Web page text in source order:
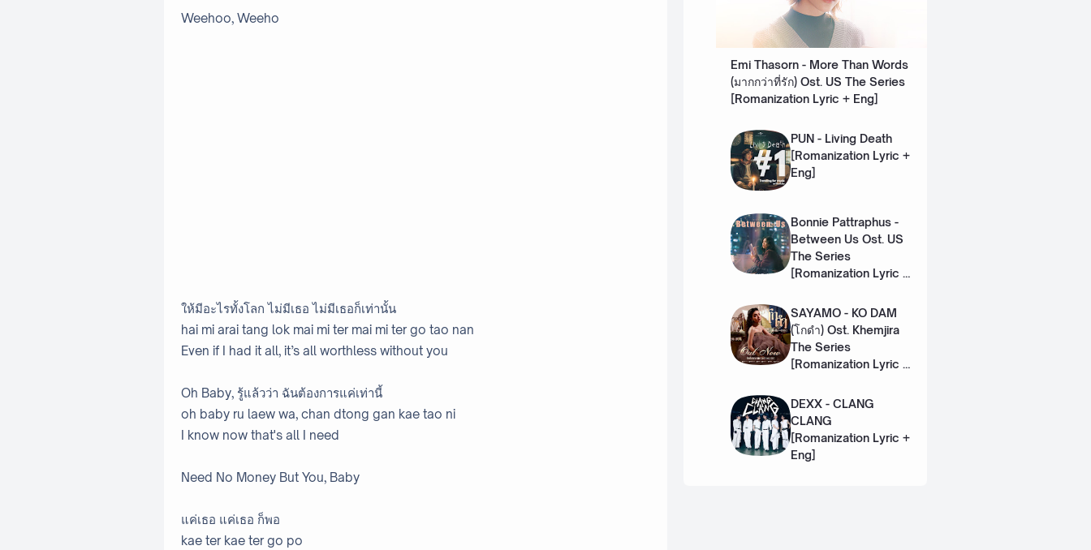
Weehoo, Weeho
ให้มีอะไรทั้งโลก ไม่มีเธอ ไม่มีเธอก็เท่านั้น
hai mi arai tang lok mai mi ter mai mi ter go tao nan
Even if I had it all, it’s all worthless without you
Oh Baby, รู้แล้วว่า ฉันต้องการแค่เท่านี้
oh baby ru laew wa, chan dtong gan kae tao ni
I know now that's all I need
Need No Money But You, Baby
แค่เธอ แค่เธอ ก็พอ
kae ter kae ter go po
Emi Thasorn - More Than Words
(มากกว่าที่รัก) Ost. US The Series
[Romanization Lyric + Eng]
PUN - Living Death
[Romanization Lyric +
Eng]
Bonnie Pattraphus -
Between Us Ost. US
The Series
[Romanization Lyric +
SAYAMO - KO DAM
(โกดำ) Ost. Khemjira
The Series
[Romanization Lyric +
DEXX - CLANG
CLANG
[Romanization Lyric +
Eng]